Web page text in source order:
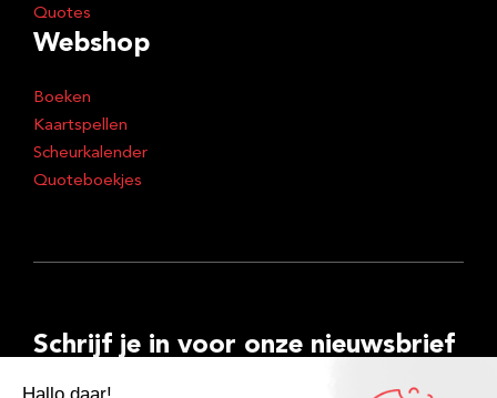
Quotes
Webshop
Boeken
Kaartspellen
Scheurkalender
Quoteboekjes
Schrijf je in voor onze nieuwsbrief